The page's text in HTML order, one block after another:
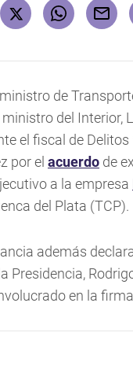
de
del Interior,
el fiscal de
por el acuerdo de
a la empresa
del Plata (TCP).
además
Presidencia,
en la